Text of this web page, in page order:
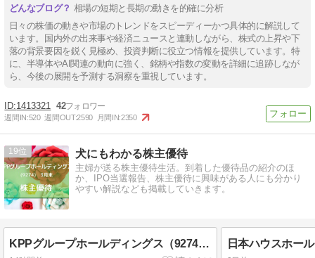
相場の短期と長期の動きを的確に分析
日々の株価の動きや市場のトレンドをスピーディーかつ具体的に解説して
います。国内外の出来事や経済ニュースと連動しながら、株式の上昇や下
落の背景要因を鋭く見極め、投資判断に役立つ情報を提供しています。特
に、半導体やAI関連の動向に強く、銘柄や指数の変動を詳細に追跡しなが
ら、今後の展開を予測する洞察を重視しています。
1413321 42
週間IN:520 週間OUT:2590 月間IN:2350
19 犬にもわかる株主優待
主婦が送る株主優待生活。到着した優待品の紹介のほ
か、IPO当選報告、株主優待に興味がある人にも分かり
やすい解説なども掲載していきます。
KPPグループホールディングス（9274）株主優待 1,000円分の図書カードNEXT（3月・9月末優待）